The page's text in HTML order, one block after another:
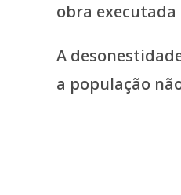
obra
A
a população